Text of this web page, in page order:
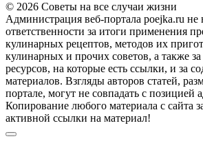
© 2026 Советы на все случаи жизни
Администрация веб-портала poejka.ru не
ответственности за итоги применения
кулинарных рецептов, методов их
кулинарных и прочих советов, а также
ресурсов, на которые есть ссылки, и за
материалов. Взгляды авторов статей,
портале, могут не совпадать с позицией
Копирование любого материала с сайта
активной ссылки на материал!